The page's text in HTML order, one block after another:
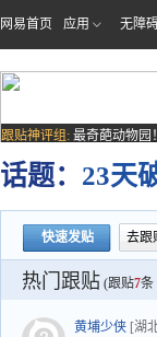
网易首页 应用 无障
跟贴神评组: 最奇葩动物园
场子
话题： 23天
快速发贴 去跟
热门跟贴 (跟贴7条
黄埔少侠 [湖